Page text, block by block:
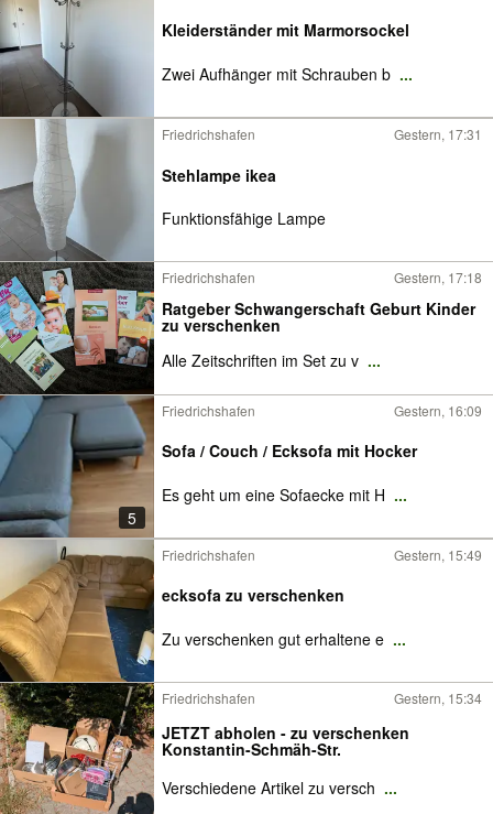
Kleiderständer mit Marmorsockel
Zwei Aufhänger mit Schrauben b ...
Friedrichshafen Gestern, 17:31
Stehlampe ikea
Funktionsfähige Lampe
Friedrichshafen Gestern, 17:18
Ratgeber Schwangerschaft Geburt Kinder
zu verschenken
Alle Zeitschriften im Set zu v ...
5
Friedrichshafen Gestern, 16:09
Sofa / Couch / Ecksofa mit Hocker
Es geht um eine Sofaecke mit H ...
Friedrichshafen Gestern, 15:49
ecksofa zu verschenken
Zu verschenken gut erhaltene e ...
Friedrichshafen Gestern, 15:34
JETZT abholen - zu verschenken
Konstantin-Schmäh-Str.
Verschiedene Artikel zu versch ...